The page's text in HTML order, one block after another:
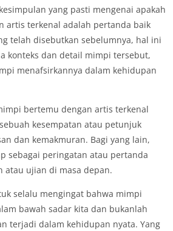
yang pasti mengenai apakah
artis terkenal adalah pertanda baik
telah disebutkan sebelumnya, hal ini
konteks dan detail mimpi tersebut,
menafsirkannya dalam kehidupan
bertemu dengan artis terkenal
kesempatan atau petunjuk
dan kemakmuran. Bagi yang lain,
sebagai peringatan atau pertanda
atau ujian di masa depan.
selalu mengingat bahwa mimpi
bawah sadar kita dan bukanlah
terjadi dalam kehidupan nyata. Yang